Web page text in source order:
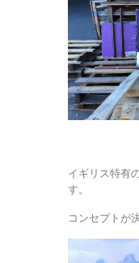
イギリス特有
す。
コンセプトが